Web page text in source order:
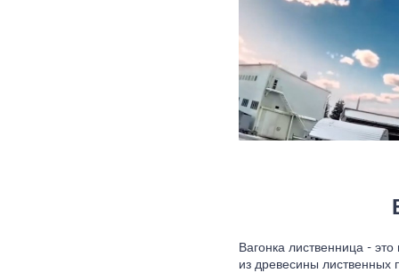
Вагонка лиственница -
из древесины лиственных